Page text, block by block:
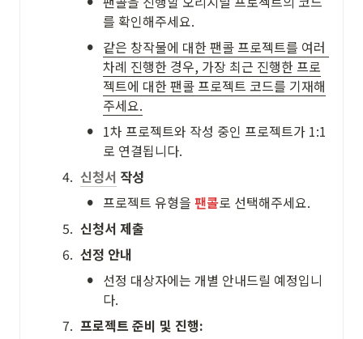
를 확인해주세요.
• 같은 창작물에 대한 팬콜 프로젝트를 여러
차례 진행한 경우, 가장 최근 진행한 프로
젝트에 대한 팬콜 프로젝트 코드를 기재해
주세요.
• 1차 프로젝트와 작성 중인 프로젝트가 1:1
로 연결됩니다.
4. 신청서 작성
• 프로젝트 유형을 팬콜로 선택해주세요.
5. 신청서 제출
6. 선정 안내
• 선정 대상자에는 개별 안내드릴 예정입니
다.
7. 프로젝트 준비 및 진행: